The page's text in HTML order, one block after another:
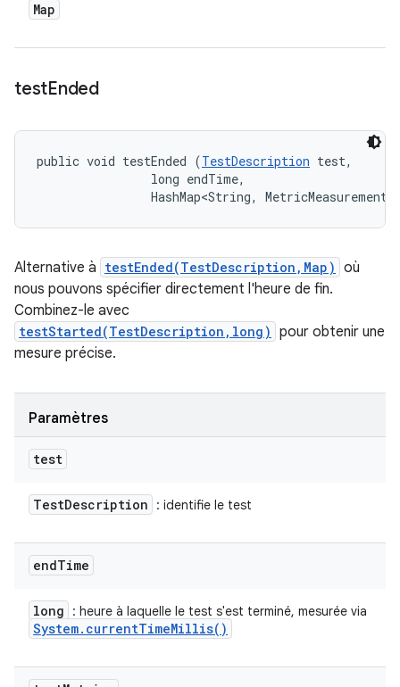
Map
testEnded
public void testEnded (TestDescription test,
                long endTime,
HashMap<String,
Alternative à testEnded(TestDescription,Map) où
nous pouvons spécifier directement l'heure de fin.
Combinez-le avec
testStarted(TestDescription,long) pour obtenir une
mesure précise.
Paramètres
test
TestDescription : identifie le test
endTime
long : heure à laquelle le test s'est terminé, mesurée via
System. currentTimeMillis( )